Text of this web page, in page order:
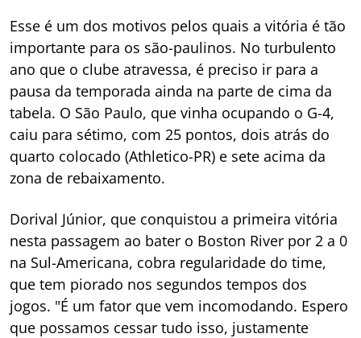
Esse é um dos motivos pelos quais a vitória é tão
importante para os são-paulinos. No turbulento
ano que o clube atravessa, é preciso ir para a
pausa da temporada ainda na parte de cima da
tabela. O São Paulo, que vinha ocupando o G-4,
caiu para sétimo, com 25 pontos, dois atrás do
quarto colocado (Athletico-PR) e sete acima da
zona de rebaixamento.
Dorival Júnior, que conquistou a primeira vitória
nesta passagem ao bater o Boston River por 2 a 0
na Sul-Americana, cobra regularidade do time,
que tem piorado nos segundos tempos dos
jogos. "É um fator que vem incomodando. Espero
que possamos cessar tudo isso, justamente